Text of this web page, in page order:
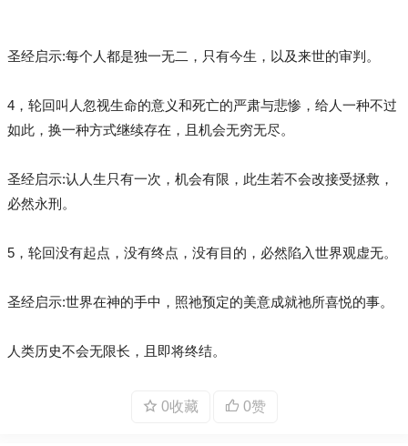
圣经启示:每个人都是独一无二，只有今生，以及来世的审判。
4，轮回叫人忽视生命的意义和死亡的严肃与悲惨，给人一种不过
如此，换一种方式继续存在，且机会无穷无尽。
圣经启示:认人生只有一次，机会有限，此生若不会改接受拯救，
必然永刑。
5，轮回没有起点，没有终点，没有目的，必然陷入世界观虚无。
圣经启示:世界在神的手中，照祂预定的美意成就祂所喜悦的事。
人类历史不会无限长，且即将终结。
0收藏 0赞